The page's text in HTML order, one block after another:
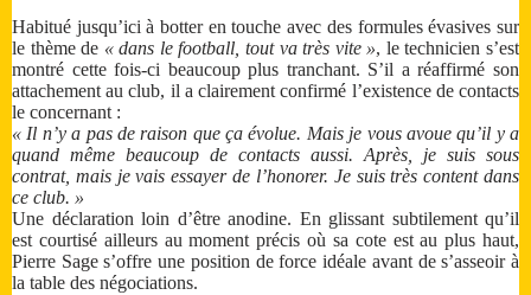
Habitué jusqu’ici à botter en touche avec des formules évasives sur
le thème de « dans le football, tout va très vite », le technicien s’est
montré cette fois-ci beaucoup plus tranchant. S’il a réaffirmé son
attachement au club, il a clairement confirmé l’existence de contacts
le concernant :
« Il n’y a pas de raison que ça évolue. Mais je vous avoue qu’il y a
quand même beaucoup de contacts aussi. Après, je suis sous
contrat, mais je vais essayer de l’honorer. Je suis très content dans
ce club. »
Une déclaration loin d’être anodine. En glissant subtilement qu’il
est courtisé ailleurs au moment précis où sa cote est au plus haut,
Pierre Sage s’offre une position de force idéale avant de s’asseoir à
la table des négociations.